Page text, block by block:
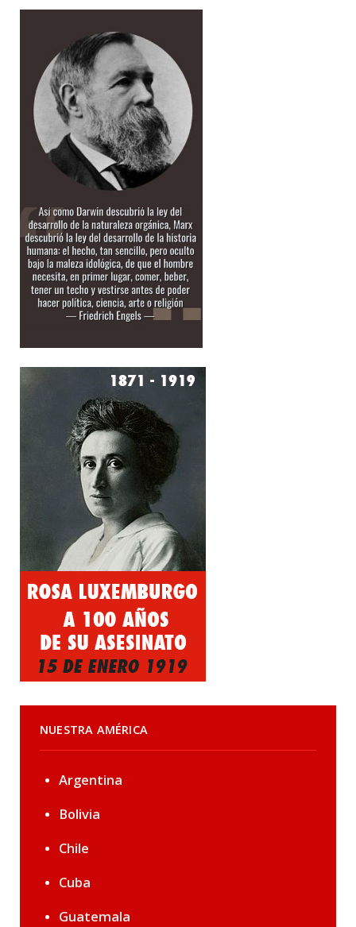
NUESTRA AMÉRICA
Argentina
Bolivia
Chile
Cuba
Guatemala